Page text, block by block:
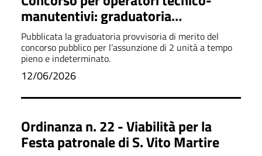
manutentivi: graduatoria
provvisoria
Pubblicata la graduatoria provvisoria di merito del
concorso pubblico per l’assunzione di 2 unità a tempo
pieno e indeterminato.
12/06/2026
Ordinanza n. 22 - Viabilità per la
Festa patronale di S. Vito Martire